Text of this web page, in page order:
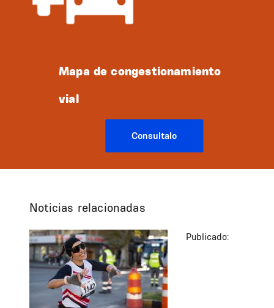
Mapa de congestionamiento
vial
Consultalo
Noticias relacionadas
Publicado: